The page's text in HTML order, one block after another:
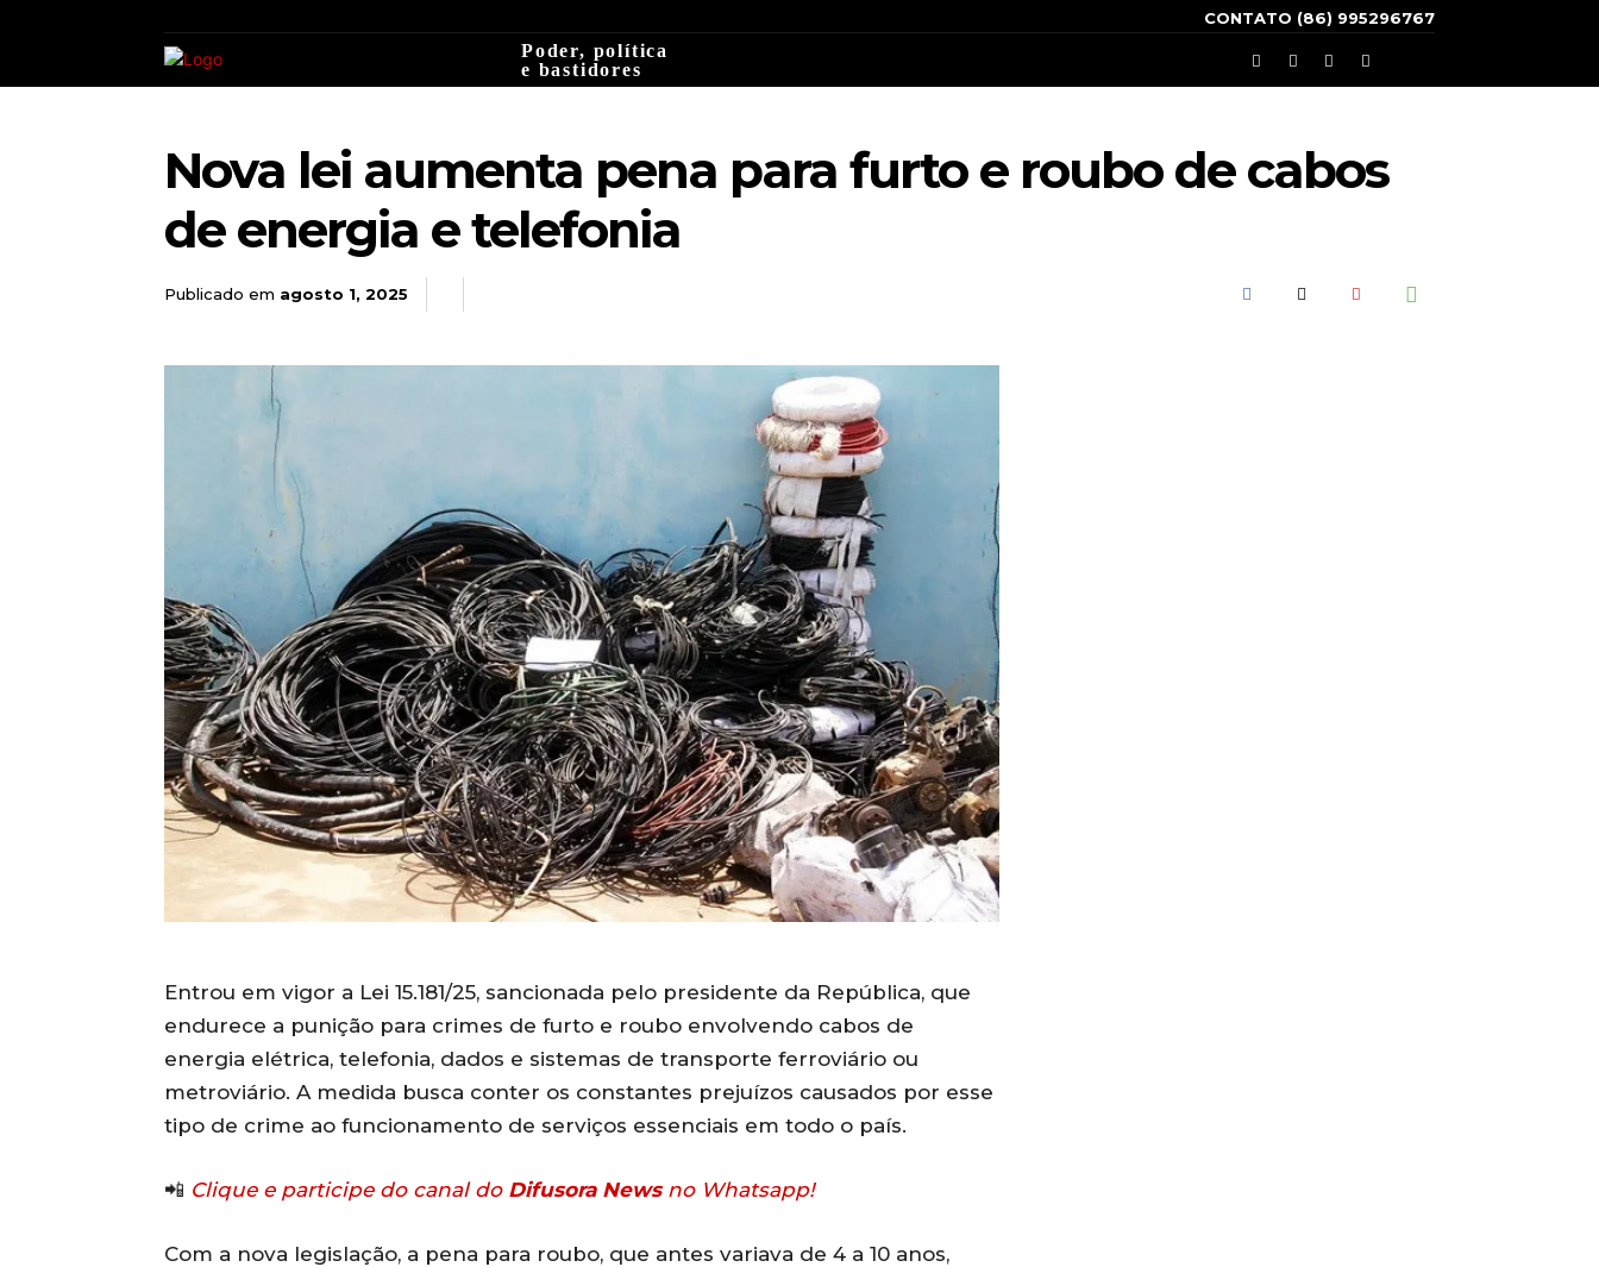
CONTATO (86) 995296767
Poder, política
e bastidores
Nova lei aumenta pena para furto e roubo de cabos
de energia e telefonia
Publicado em agosto 1, 2025
Entrou em vigor a Lei 15.181/25, sancionada pelo presidente da República, que
endurece a punição para crimes de furto e roubo envolvendo cabos de
energia elétrica, telefonia, dados e sistemas de transporte ferroviário ou
metroviário. A medida busca conter os constantes prejuízos causados por esse
tipo de crime ao funcionamento de serviços essenciais em todo o país.
📲 Clique e participe do canal do Difusora Newsno Whatsapp!
Com a nova legislação, a pena para roubo, que antes variava de 4 a 10 anos,